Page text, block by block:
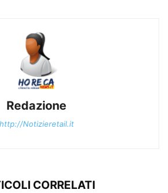
Redazione
http://Notizieretail.it
CORRELATI